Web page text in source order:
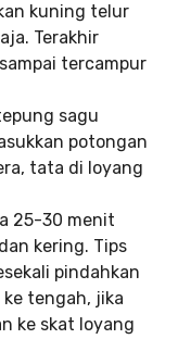
kuning telur
Terakhir
tercampur
sagu
potongan
tata di loyang
25-30 menit
kering. Tips
pindahkan
tengah, jika
ke skat loyang